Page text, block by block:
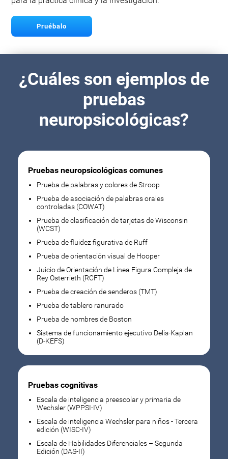
Pruébalo
¿Cuáles son ejemplos de
pruebas
neuropsicológicas?
Pruebas neuropsicológicas comunes
Prueba de palabras y colores de Stroop
Prueba de asociación de palabras orales
controladas (COWAT)
Prueba de clasificación de tarjetas de Wisconsin
(WCST)
Prueba de fluidez figurativa de Ruff
Prueba de orientación visual de Hooper
Juicio de Orientación de Línea Figura Compleja de
Rey Osterrieth (RCFT)
Prueba de creación de senderos (TMT)
Prueba de tablero ranurado
Prueba de nombres de Boston
Sistema de funcionamiento ejecutivo Delis-Kaplan
(D-KEFS)
Pruebas cognitivas
Escala de inteligencia preescolar y primaria de
Wechsler (WPPSI-IV)
Escala de inteligencia Wechsler para niños - Tercera
edición (WISC-IV)
Escala de Habilidades Diferenciales – Segunda
Edición (DAS-II)